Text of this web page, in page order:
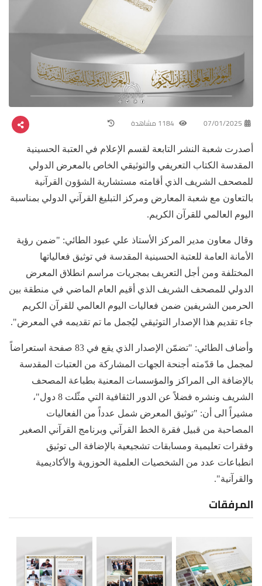
07/01/2025
أصدرت شعبة النشر التابعة لقسم الإعلام في العتبة الحسينية
المقدسة الكتاب التعريفي والتوثيقي الخاص بالمعرض الدولي
للمصحف الشريف الذي أقامته مستشارية الشؤون القرآنية
بالتعاون مع شعبة المعارض ومركز التبليغ القرآني الدولي بمناسبة
اليوم العالمي للقرآن الكريم.
وقال معاون مدير المركز الأستاذ علي عبود الطائي: "ضمن رؤية
الأمانة العامة للعتبة الحسينية المقدسة في توثيق فعالياتها
المختلفة ومن أجل التعريف بمجريات مراسم انطلاق المعرض
الدولي للمصحف الشريف الذي أقيم العام الماضي في منطقة بين
الحرمين الشريفين ضمن فعاليات اليوم العالمي للقرآن الكريم
جاء تقديم هذا الإصدار التوثيقي ليُجمل ما تم تقديمه في المعرض".
وأضاف الطائي: "تضمّن الإصدار الذي يقع في 83 صفحة استعراضاً
لمجمل ما قدّمته أجنحة الجهات المشاركة من العتبات المقدسة
بالإضافة الى المراكز والمؤسسات المعنية بطباعة المصحف
الشريف ونشره فضلاً عن الدور الثقافية التي مثّلت 8 دول"،
مشيراً الى أن: "توثيق المعرض شمل عدداً من الفعاليات
المصاحبة من قبيل فقرة الخط القرآني وبرنامج القرآني الصغير
وفقرات تعليمية ومسابقات تشجيعية بالإضافة الى توثيق
انطباعات عدد من الشخصيات العلمية الحوزوية والأكاديمية
والقرآنية".
المرفقات